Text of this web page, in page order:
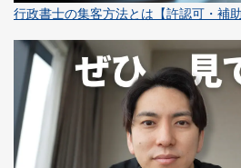
行政書士の集客方法とは【許認可・補助